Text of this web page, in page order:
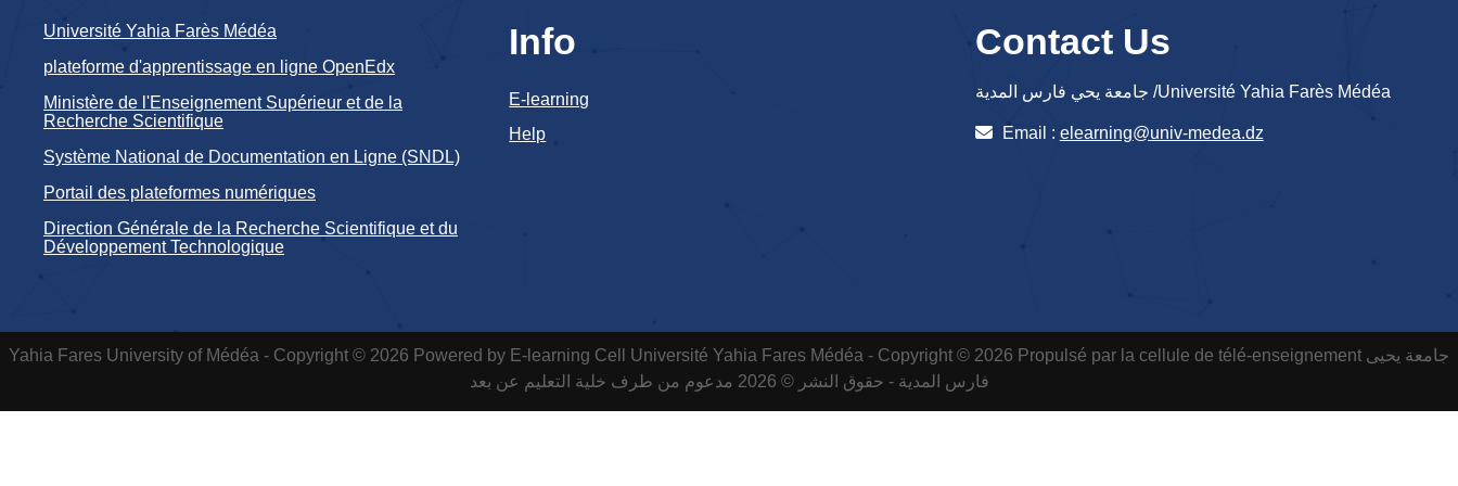
Université Yahia Farès Médéa
plateforme d'apprentissage en ligne OpenEdx
Ministère de l'Enseignement Supérieur et de la
Recherche Scientifique
Système National de Documentation en Ligne (SNDL)
Portail des plateformes numériques
Direction Générale de la Recherche Scientifique et du
Développement Technologique
Info
E-learning
Help
Contact Us
جامعة يحي فارس المدية /Université Yahia Farès Médéa
Email : elearning@univ-medea.dz
Yahia Fares University of Médéa - Copyright © 2026 Powered by E-learning Cell Université Yahia Fares Médéa - Copyright © 2026 Propulsé par la cellule de télé-enseignement جامعة يحيى
فارس المدية - حقوق النشر © 2026 مدعوم من طرف خلية التعليم عن بعد